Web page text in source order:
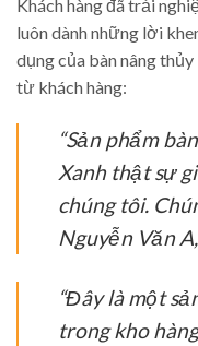
Khách hàng đã trải
luôn dành những lời
dụng của bàn nâng
từ khách hàng:
“Sản phẩm
Xanh thật sự
chúng tôi.
Nguyễn Văn
“Đây là một
trong kho